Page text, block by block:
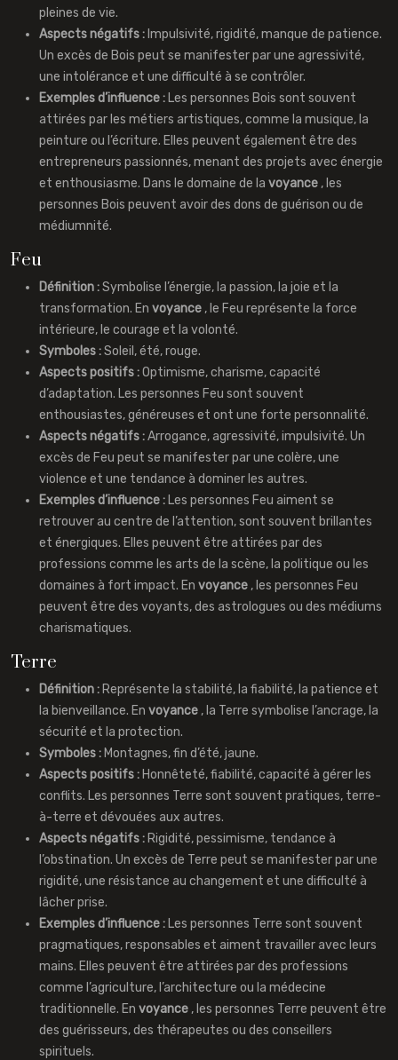
pleines de vie.
Aspects négatifs : Impulsivité, rigidité, manque de patience.
Un excès de Bois peut se manifester par une agressivité,
une intolérance et une difficulté à se contrôler.
Exemples d’influence : Les personnes Bois sont souvent
attirées par les métiers artistiques, comme la musique, la
peinture ou l’écriture. Elles peuvent également être des
entrepreneurs passionnés, menant des projets avec énergie
et enthousiasme. Dans le domaine de la voyance , les
personnes Bois peuvent avoir des dons de guérison ou de
médiumnité.
Feu
Définition :Symbolise l’énergie, la passion, la joie et la
transformation. En voyance , le Feu représente la force
intérieure, le courage et la volonté.
Symboles :Soleil, été, rouge.
Aspects positifs :Optimisme, charisme, capacité
d’adaptation. Les personnes Feu sont souvent
enthousiastes, généreuses et ont une forte personnalité.
Aspects négatifs :Arrogance, agressivité, impulsivité. Un
excès de Feu peut se manifester par une colère, une
violence et une tendance à dominer les autres.
Exemples d’influence : Les personnes Feu aiment se
retrouver au centre de l’attention, sont souvent brillantes
et énergiques. Elles peuvent être attirées par des
professions comme les arts de la scène, la politique ou les
domaines à fort impact. En voyance , les personnes Feu
peuvent être des voyants, des astrologues ou des médiums
charismatiques.
Terre
Définition : Représente la stabilité, la fiabilité, la patience et
la bienveillance. En voyance , la Terre symbolise l’ancrage, la
sécurité et la protection.
Symboles : Montagnes, fin d’été, jaune.
Aspects positifs : Honnêteté, fiabilité, capacité à gérer les
conflits. Les personnes Terre sont souvent pratiques, terre-
à-terre et dévouées aux autres.
Aspects négatifs : Rigidité, pessimisme, tendance à
l’obstination. Un excès de Terre peut se manifester par une
rigidité, une résistance au changement et une difficulté à
lâcher prise.
Exemples d’influence : Les personnes Terre sont souvent
pragmatiques, responsables et aiment travailler avec leurs
mains. Elles peuvent être attirées par des professions
comme l’agriculture, l’architecture ou la médecine
traditionnelle. En voyance , les personnes Terre peuvent être
des guérisseurs, des thérapeutes ou des conseillers
spirituels.